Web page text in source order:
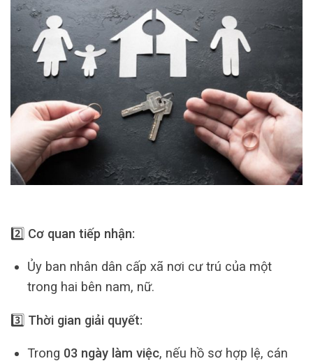
2️⃣ Cơ quan tiếp nhận:
Ủy ban nhân dân cấp xã nơi cư trú của một
trong hai bên nam, nữ.
3️⃣ Thời gian giải quyết:
Trong 03 ngày làm việc, nếu hồ sơ hợp lệ, cán